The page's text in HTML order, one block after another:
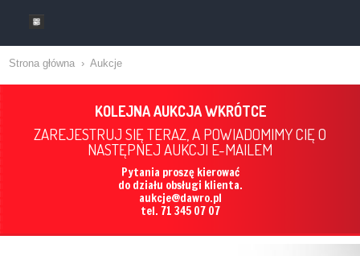
Strona główna › Aukcje
KOLEJNA AUKCJA WKRÓTCE
ZAREJESTRUJ SIĘ TERAZ, A POWIADOMIMY CIĘ O
NASTĘPNEJ AUKCJI E-MAILEM
Pytania proszę kierować
do działu obsługi klienta.
aukcje@dawro.pl
tel. 71 345 07 07